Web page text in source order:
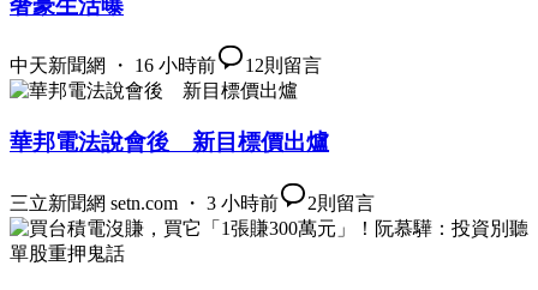
中天新聞網 ・ 16 小時前 12則留言
華邦電法說會後 新目標價出爐
三立新聞網 setn.com ・ 3 小時前 2則留言